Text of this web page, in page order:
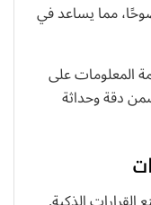
مما يساعد في
المعلومات على
مما يضمن دقة وحداثة